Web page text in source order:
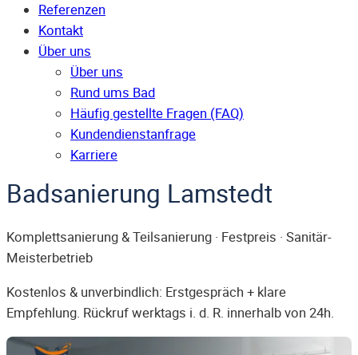
Referenzen
Kontakt
Über uns
Über uns
Rund ums Bad
Häufig gestellte Fragen (FAQ)
Kunden­dienst­anfrage
Karriere
Badsanierung Lamstedt
Komplettsanierung & Teilsanierung · Festpreis · Sanitär-
Meisterbetrieb
Kostenlos & unverbindlich: Erstgespräch + klare
Empfehlung. Rückruf werktags i. d. R. innerhalb von 24h.